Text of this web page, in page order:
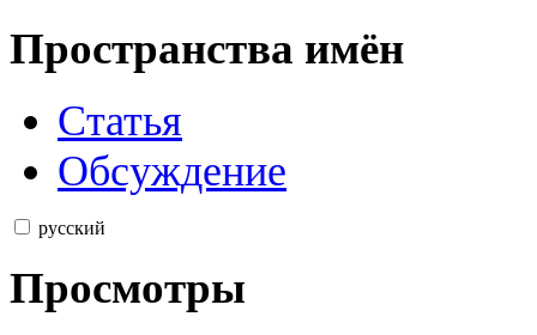
Пространства имён
Статья
Обсуждение
русский
Просмотры